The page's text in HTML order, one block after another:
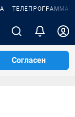
ТЕЛЕПРОГРАММА
Согласен